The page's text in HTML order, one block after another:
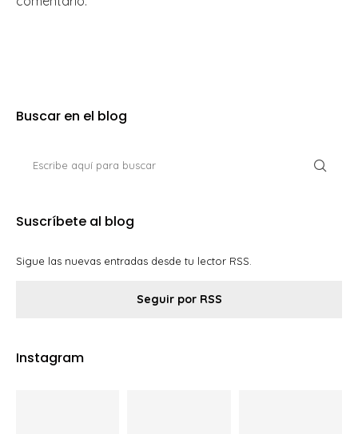
Buscar en el blog
Suscríbete al blog
Sigue las nuevas entradas desde tu lector RSS.
Seguir por RSS
Instagram